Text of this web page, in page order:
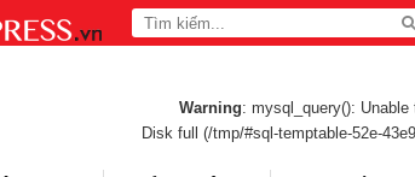
Warning: mysql_query():
Disk full (/tmp/#sql-temptable-52e-